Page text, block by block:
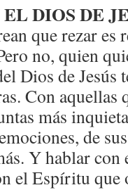
DIOS DE
que rezar es
no, quien
Dios de Jesús
Con aquellas
más
de
Y hablar con
el Espíritu que